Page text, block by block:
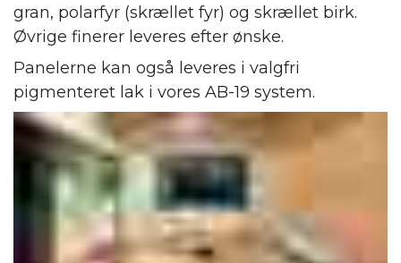
gran, polarfyr (skrællet fyr) og skrællet birk.
Øvrige finerer leveres efter ønske.
Panelerne kan også leveres i valgfri
pigmenteret lak i vores AB-19 system.